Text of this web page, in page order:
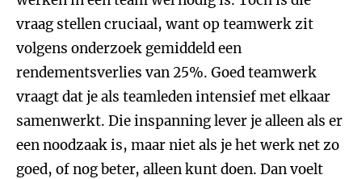
vraag stellen cruciaal, want op teamwerk zit
volgens onderzoek gemiddeld een
rendementsverlies van 25%. Goed teamwerk
vraagt dat je als teamleden intensief met elkaar
samenwerkt. Die inspanning lever je alleen als er
een noodzaak is, maar niet als je het werk net zo
goed, of nog beter, alleen kunt doen. Dan voelt